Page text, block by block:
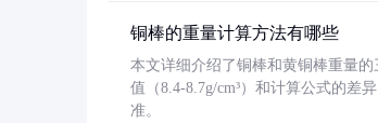
铜棒的重量计算方法有哪些
本文详细介绍了铜棒和黄铜棒重量
值（8.4-8.7g/cm³）和计算公式的差
准。